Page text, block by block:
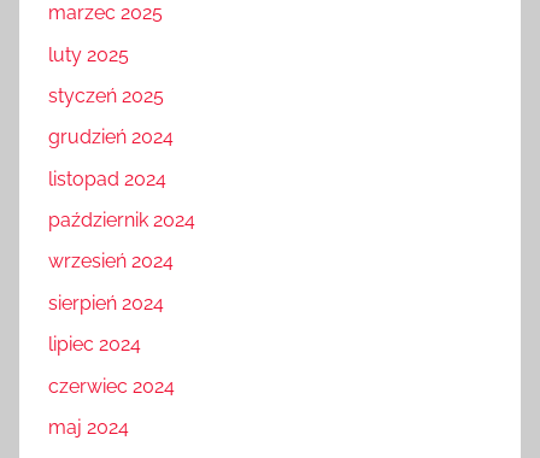
marzec 2025
luty 2025
styczeń 2025
grudzień 2024
listopad 2024
październik 2024
wrzesień 2024
sierpień 2024
lipiec 2024
czerwiec 2024
maj 2024